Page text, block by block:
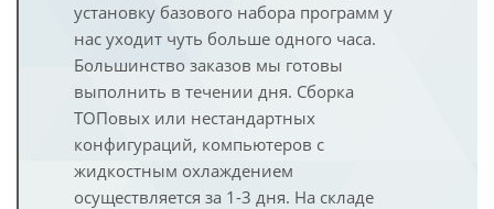
установку базового набора программ у
нас уходит чуть больше одного часа.
Большинство заказов мы готовы
выполнить в течении дня. Сборка
ТОПовых или нестандартных
конфигураций, компьютеров с
жидкостным охлаждением
осуществляется за 1-3 дня. На складе